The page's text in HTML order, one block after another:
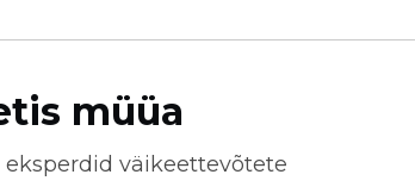
müüa
eksperdid väikeettevõtete